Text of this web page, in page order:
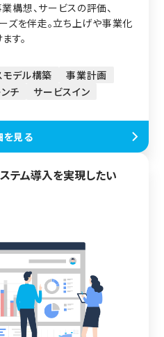
構想、サービスの評価、
ズを伴走。立ち上げや事業化
す。
モデル構築
事業計画
チ サービスイン
を見る
テム導入を実現したい